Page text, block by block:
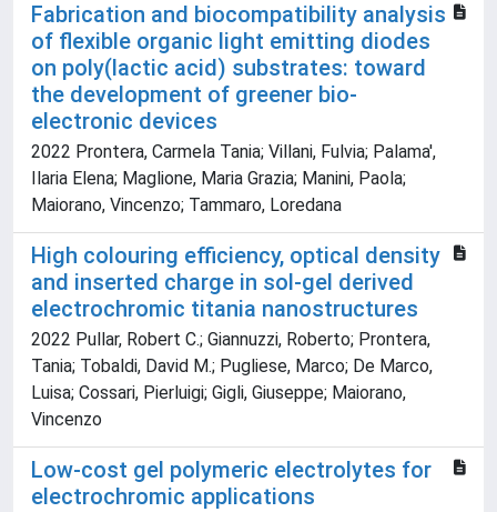
Fabrication and biocompatibility analysis
of flexible organic light emitting diodes
on poly(lactic acid) substrates: toward
the development of greener bio-
electronic devices
2022 Prontera, Carmela Tania; Villani, Fulvia; Palama',
Ilaria Elena; Maglione, Maria Grazia; Manini, Paola;
Maiorano, Vincenzo; Tammaro, Loredana
High colouring efficiency, optical density
and inserted charge in sol-gel derived
electrochromic titania nanostructures
2022 Pullar, Robert C.; Giannuzzi, Roberto; Prontera,
Tania; Tobaldi, David M.; Pugliese, Marco; De Marco,
Luisa; Cossari, Pierluigi; Gigli, Giuseppe; Maiorano,
Vincenzo
Low-cost gel polymeric electrolytes for
electrochromic applications